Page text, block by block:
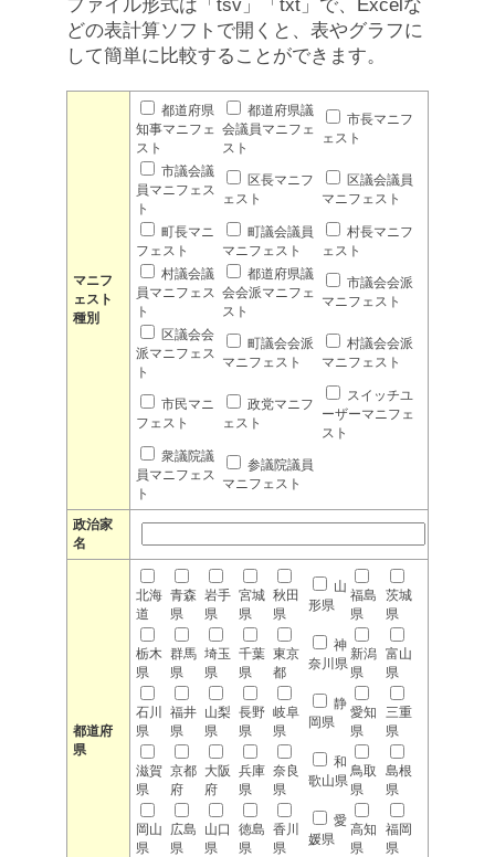
ファイル形式は「tsv」「txt」で、Excelな
どの表計算ソフトで開くと、表やグラフに
して簡単に比較することができます。
マニフ
ェスト
種別
都道府県
知事マニフェ
スト
都道府県議
会議員マニフェ
スト
市長マニフ
ェスト
市議会議
員マニフェス
ト
区長マニフ
ェスト
区議会議員
マニフェスト
町長マニ
フェスト
町議会議員
マニフェスト
村長マニフ
ェスト
村議会議
員マニフェス
ト
都道府県議
会会派マニフェ
スト
市議会会派
マニフェスト
区議会会
派マニフェス
ト
町議会会派
マニフェスト
村議会会派
マニフェスト
市民マニ
フェスト
政党マニフ
ェスト
スイッチユ
ーザーマニフェ
スト
衆議院議
員マニフェス
ト
参議院議員
マニフェスト
政治家
名
都道府
県
北海
道
青森
県
岩手
県
宮城
県
秋田
県
山
形県
福島
県
茨城
県
栃木
県
群馬
県
埼玉
県
千葉
県
東京
都
神
奈川県
新潟
県
富山
県
石川
県
福井
県
山梨
県
長野
県
岐阜
県
静
岡県
愛知
県
三重
県
滋賀
県
京都
府
大阪
府
兵庫
県
奈良
県
和
歌山県
鳥取
県
島根
県
岡山
県
広島
県
山口
県
徳島
県
香川
県
愛
媛県
高知
県
福岡
県